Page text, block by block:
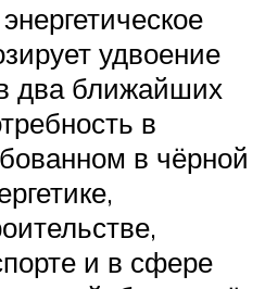
удвоение
два ближайших
в
в чёрной
и в сфере